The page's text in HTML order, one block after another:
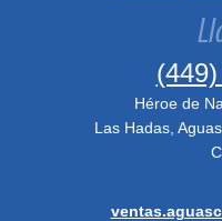
Héroe de
Las Hadas,